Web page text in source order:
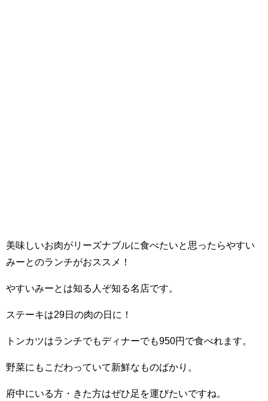
美味しいお肉がリーズナブルに食べたいと思ったらやすい
みーとのランチがおススメ！
やすいみーとは知る人ぞ知る名店です。
ステーキは29日の肉の日に！
トンカツはランチでもディナーでも950円で食べれます。
野菜にもこだわっていて新鮮なものばかり。
府中にいる方・きた方はぜひ足を運びたいですね。